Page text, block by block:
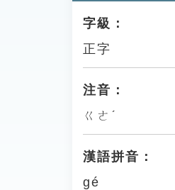
字級：
正字
注音：
ㄍㄜˊ
漢語拼音：
gé